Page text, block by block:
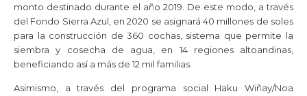
monto destinado durante el año 2019. De este modo, a través
del Fondo Sierra Azul, en 2020 se asignará 40 millones de soles
para la construcción de 360 cochas, sistema que permite la
siembra y cosecha de agua, en 14 regiones altoandinas,
beneficiando así a más de 12 mil familias.
Asimismo, a través del programa social Haku Wiñay/Noa